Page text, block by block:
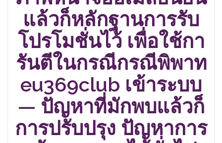
แล้วก็หลักฐานการรับ
โปรโมชั่นไว้ เพื่อใช้กา
รันตีในกรณีกรณีพิพาท
eu369club เข้าระบบ
— ปัญหาที่มักพบแล้วก็
การปรับปรุง ปัญหาการ